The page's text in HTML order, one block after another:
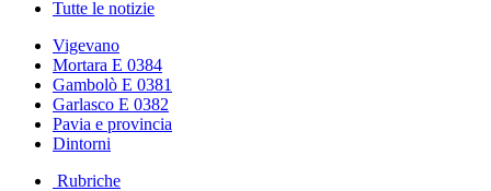
Tutte le notizie
Vigevano
Mortara E 0384
Gambolò E 0381
Garlasco E 0382
Pavia e provincia
Dintorni
Rubriche